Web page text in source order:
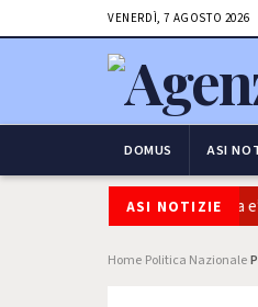
VENERDÌ, 7 AGOSTO 2026
DOMUS ASI
ASI NOTIZIE
Coldiretti, ok Camera e’
Home Politica Nazionale